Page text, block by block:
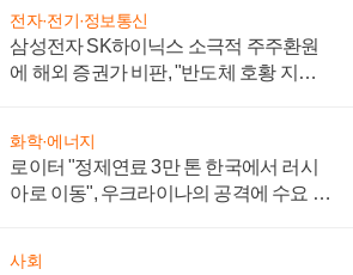
전자·전기·정보통신
삼성전자 SK하이닉스 소극적 주주환원
에 해외 증권가 비판, "반도체 호황 지속
화학·에너지
로이터 "정제연료 3만 톤 한국에서 러시
아로 이동", 우크라이나의 공격에 수요 늘
사회